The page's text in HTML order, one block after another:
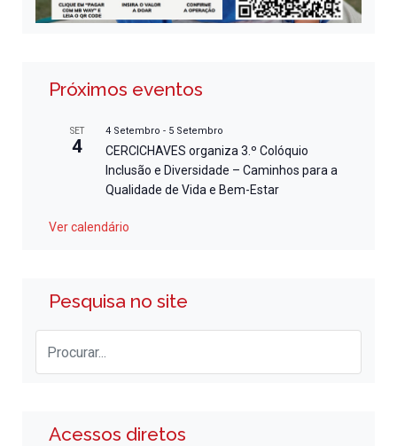
Próximos eventos
SET
4
4 Setembro - 5 Setembro
CERCICHAVES organiza 3.º Colóquio
Inclusão e Diversidade – Caminhos para a
Qualidade de Vida e Bem-Estar
Ver calendário
Pesquisa no site
Acessos diretos